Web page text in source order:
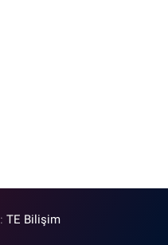
:TE Bilişim